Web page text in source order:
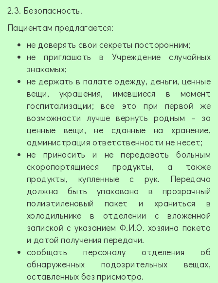
2.3. Безопасность.
Пациентам предлагается:
не доверять свои секреты посторонним;
не приглашать в Учреждение случайных
знакомых;
не держать в палате одежду, деньги, ценные
вещи, украшения, имевшиеся в момент
госпитализации; все это при первой же
возможности лучше вернуть родным – за
ценные вещи, не сданные на хранение,
администрация ответственности не несет;
не приносить и не передавать больным
скоропортящиеся продукты, а также
продукты, купленные с рук. Передача
должна быть упакована в прозрачный
полиэтиленовый пакет и храниться в
холодильнике в отделении с вложенной
запиской с указанием Ф.И.О. хозяина пакета
и датой получения передачи.
сообщать персоналу отделения об
обнаруженных подозрительных вещах,
оставленных без присмотра.